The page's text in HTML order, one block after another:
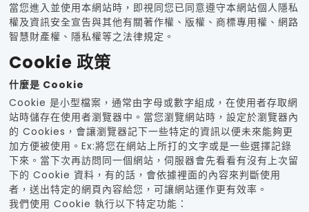
當您進入並使用本網站時，即視同您已同意遵守本網站個人隱私
權及資訊安全宣告與其他有關著作權、版權、商標專用權、網路
智慧財產權、隱私權等之法律規定。
Cookie 政策
什麼是 Cookie
Cookie 是小型檔案，通常由字母或數字組成，在使用者存取網
站時儲存在使用者瀏覽器中。當您瀏覽網站時，設定於瀏覽器內
的 Cookies，會讓瀏覽器記下一些特定的資訊以便未來能夠更
加方便被使用。Ex:將您在網站上所打的文字或是一些選擇記錄
下來。當下次再訪問同一個網站，伺服器會先看看有沒有上次留
下的 Cookie 資料，有的話，會依據裡面的內容來判斷使用
者，送出特定的網頁內容給您，可讓網站運作更有效率。
我們使用 Cookie 執行以下特定功能：